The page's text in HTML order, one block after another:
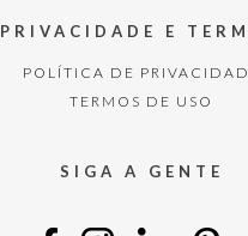
PRIVACIDADE E
POLÍTICA DE
TERMOS DE USO
SIGA A GENTE